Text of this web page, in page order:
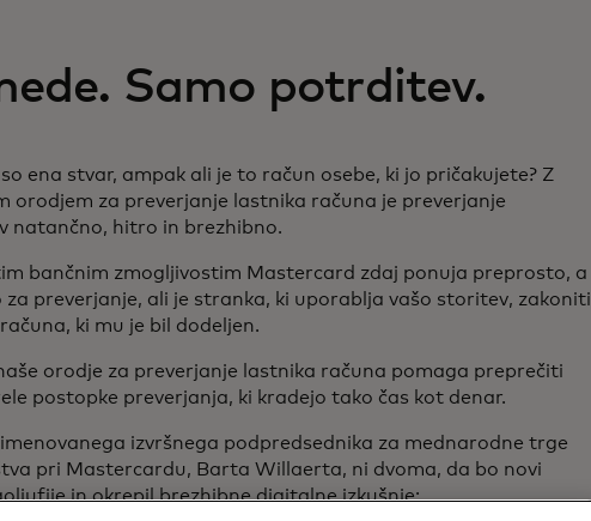
Samo potrditev.
ena stvar, ampak ali je to račun osebe, ki jo pričakujete? Z
orodjem za preverjanje lastnika računa je preverjanje
natančno, hitro in brezhibno.
bančnim zmogljivostim Mastercard zdaj ponuja preprosto, a
preverjanje, ali je stranka, ki uporablja vašo storitev, zakoniti
ki mu je bil dodeljen.
orodje za preverjanje lastnika računa pomaga preprečiti
postopke preverjanja, ki kradejo tako čas kot denar.
izvršnega podpredsednika za mednarodne trge
pri Mastercardu, Barta Willaerta, ni dvoma, da bo novi
in okrepil brezhibne digitalne izkušnje: